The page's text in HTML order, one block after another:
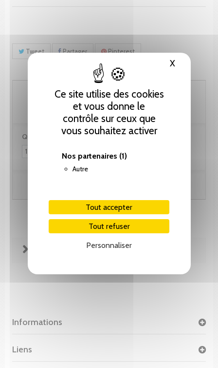
Ce site utilise des cookies
et vous donne le
contrôle sur ceux que
vous souhaitez activer
Nos partenaires (1)
Autre
Tout accepter
Tout refuser
Personnaliser
XMasquer
Tweet Partager Pinterest
25.65 CHF
Quantité :
FICHE TECHNIQUE
Informations
Liens